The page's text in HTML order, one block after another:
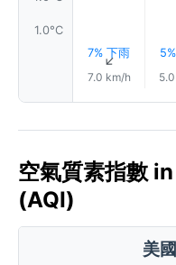
1.0°C
7% 下雨
↑
7.0 km/h
空氣質素指數
(AQI)
美